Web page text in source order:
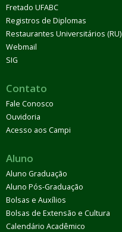
Fretado UFABC
Registros de Diplomas
Restaurantes Universitários (RU)
Webmail
SIG
Contato
Fale Conosco
Ouvidoria
Acesso aos Campi
Aluno
Aluno Graduação
Aluno Pós-Graduação
Bolsas e Auxílios
Bolsas de Extensão e Cultura
Calendário Acadêmico